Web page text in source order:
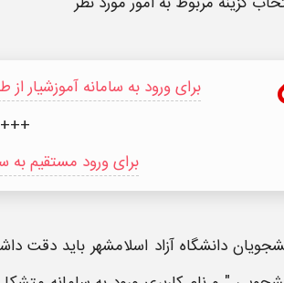
برای ورود به سامانه آموزشیار
برای ورود مستقیم به
دانشگاه آزاد اسلامشهر باید دقت